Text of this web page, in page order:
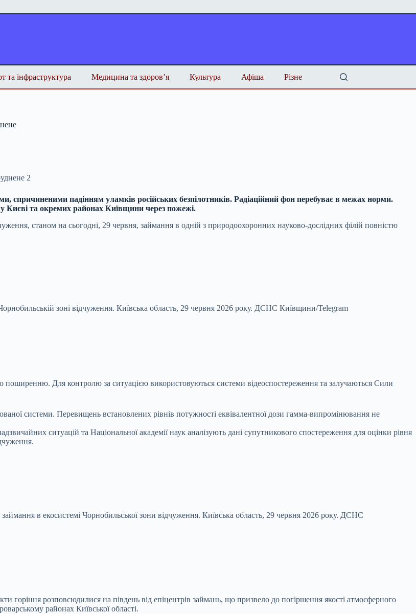
та інфраструктура Медицина та здоров’я Культура Афіша Різне
спричиненими падінням уламків російських безпілотників. Радіаційний фон перебуває в межах норми.
Києві та окремих районах Київщини через пожежі.
станом на сьогодні, 29 червня, займання в одній з природоохоронних науково-дослідних філій повністю
зоні відчуження. Київська область, 29 червня 2026 року. ДСНС Київщини/Telegram
поширенню. Для контролю за ситуацією використовуються системи відеоспостереження та залучаються Сили
системи. Перевищень встановлених рівнів потужності еквівалентної дози гамма-випромінювання не
ситуацій та Національної академії наук аналізують дані супутникового спостереження для оцінки рівня
в екосистемі Чорнобильської зони відчуження. Київська область, 29 червня 2026 року. ДСНС
горіння розповсюдилися на південь від епіцентрів займань, що призвело до погіршення якості атмосферного
районах Київської області.